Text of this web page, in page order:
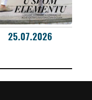
25.07.2026